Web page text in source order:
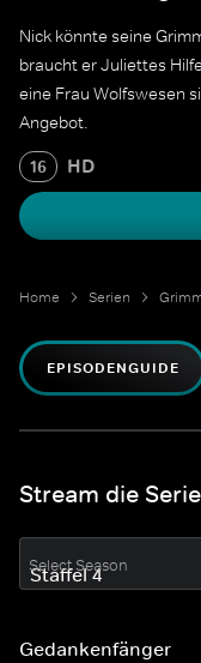
Nick könnte seine
braucht er Juliettes
eine Frau Wolfswesen
Angebot.
16 HD
Home Serien
EPISODENGUIDE
Stream die
Select Season
Gedankenfänger